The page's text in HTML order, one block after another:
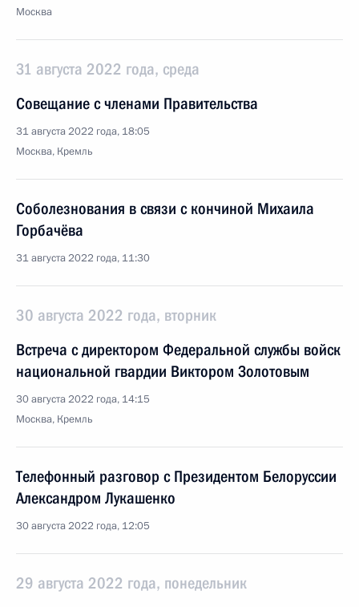
Москва
31 августа 2022 года, среда
Совещание с членами Правительства
31 августа 2022 года, 18:05
Москва, Кремль
Соболезнования в связи с кончиной Михаила
Горбачёва
31 августа 2022 года, 11:30
30 августа 2022 года, вторник
Встреча с директором Федеральной службы войск
национальной гвардии Виктором Золотовым
30 августа 2022 года, 14:15
Москва, Кремль
Телефонный разговор с Президентом Белоруссии
Александром Лукашенко
30 августа 2022 года, 12:05
29 августа 2022 года, понедельник